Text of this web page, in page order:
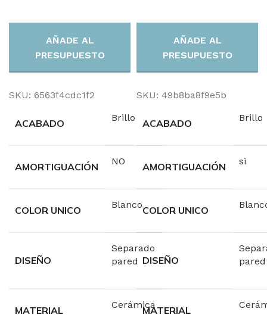
AÑADE AL
PRESUPUESTO
SKU: 6563f4cdc1f2
ACABADO Brillo
AMORTIGUACIÓN NO
COLOR UNICO Blanco
DISEÑO
Separado
pared
MATERIAL Cerámica
AÑADE AL
PRESUPUESTO
SKU: 49b8ba8f9e5b
ACABADO Brillo
AMORTIGUACIÓN si
COLOR UNICO
DISEÑO
pared
MATERIAL